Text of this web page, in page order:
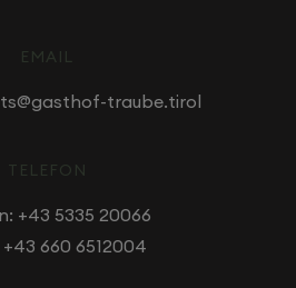
EMAIL
traube.tirol
TELEFON
+43 5335 20066
+43 660 6512004